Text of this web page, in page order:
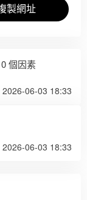
製網址
個因素
2026-06-03 18:33
2026-06-03 18:33